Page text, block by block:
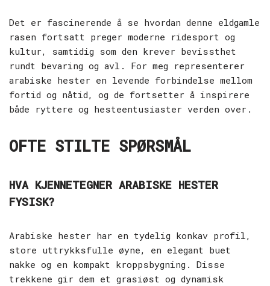
Det er fascinerende å se hvordan denne eldgamle
rasen fortsatt preger moderne ridesport og
kultur, samtidig som den krever bevissthet
rundt bevaring og avl. For meg representerer
arabiske hester en levende forbindelse mellom
fortid og nåtid, og de fortsetter å inspirere
både ryttere og hesteentusiaster verden over.
OFTE STILTE SPØRSMÅL
HVA KJENNETEGNER ARABISKE HESTER
FYSISK?
Arabiske hester har en tydelig konkav profil,
store uttrykksfulle øyne, en elegant buet
nakke og en kompakt kroppsbygning. Disse
trekkene gir dem et grasiøst og dynamisk